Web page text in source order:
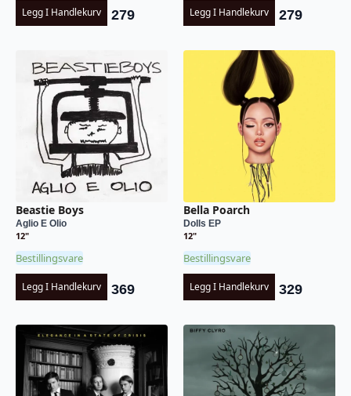
Legg I Handlekurv 279 Legg I Handlekurv 279
Beastie Boys
Aglio E Olio
12"
Bestillingsvare
Legg I Handlekurv 369
Bella Poarch
Dolls EP
12"
Bestillingsvare
Legg I Handlekurv 329